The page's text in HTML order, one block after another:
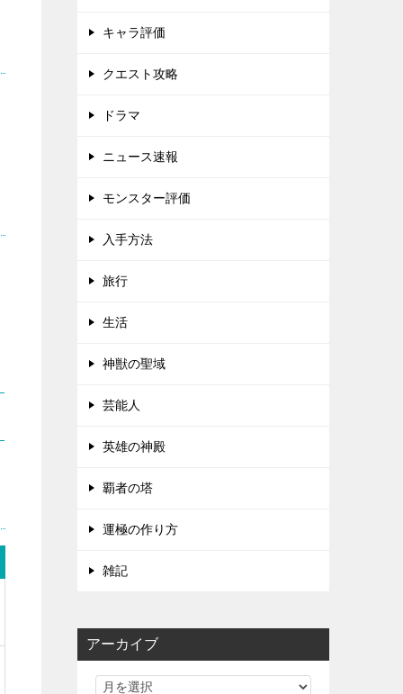
キャラ評価
クエスト攻略
ドラマ
ニュース速報
モンスター評価
入手方法
旅行
生活
神獣の聖域
芸能人
英雄の神殿
覇者の塔
運極の作り方
雑記
アーカイブ